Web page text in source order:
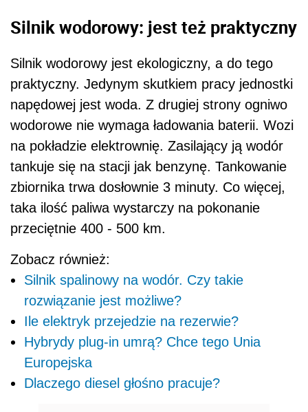
Silnik wodorowy: jest też praktyczny
Silnik wodorowy jest ekologiczny, a do tego
praktyczny. Jedynym skutkiem pracy jednostki
napędowej jest woda. Z drugiej strony ogniwo
wodorowe nie wymaga ładowania baterii. Wozi
na pokładzie elektrownię. Zasilający ją wodór
tankuje się na stacji jak benzynę. Tankowanie
zbiornika trwa dosłownie 3 minuty. Co więcej,
taka ilość paliwa wystarczy na pokonanie
przeciętnie 400 - 500 km.
Zobacz również:
Silnik spalinowy na wodór. Czy takie
rozwiązanie jest możliwe?
Ile elektryk przejedzie na rezerwie?
Hybrydy plug-in umrą? Chce tego Unia
Europejska
Dlaczego diesel głośno pracuje?